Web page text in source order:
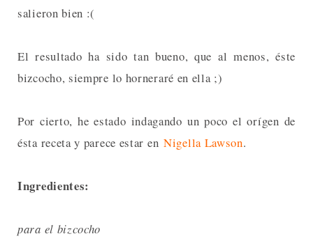
salieron bien :(
El resultado ha sido tan bueno, que al menos, éste
bizcocho, siempre lo horneraré en ella ;)
Por cierto, he estado indagando un poco el orígen de
ésta receta y parece estar en Nigella Lawson.
Ingredientes:
para el bizcocho